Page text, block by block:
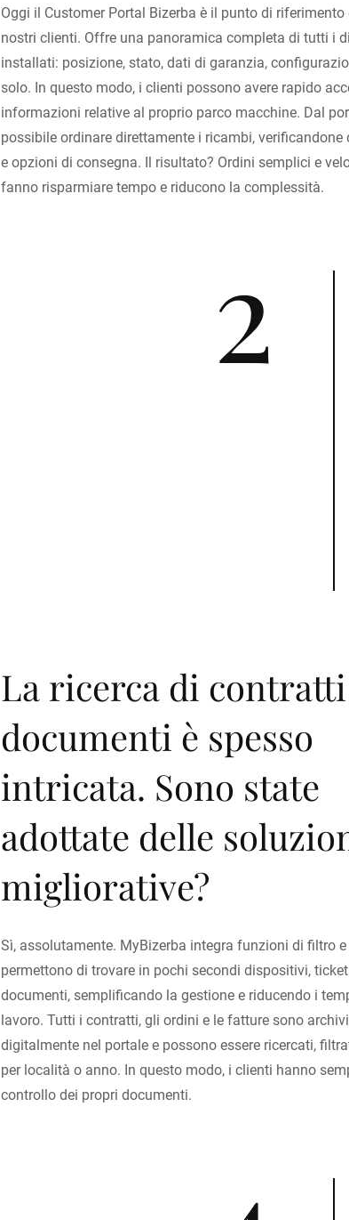
Oggi il Customer Portal Bizerba è il punto di riferimento
nostri clienti. Offre una panoramica completa di tutti i
installati: posizione, stato, dati di garanzia,
solo. In questo modo, i clienti possono avere rapido
informazioni relative al proprio parco macchine. Dal
possibile ordinare direttamente i ricambi,
e opzioni di consegna. Il risultato? Ordini semplici e
fanno risparmiare tempo e riducono la complessità.
2
La ricerca di
documenti è spesso
intricata. Sono state
adottate delle
migliorative?
Sì, assolutamente. MyBizerba integra funzioni di filtro
permettono di trovare in pochi secondi dispositivi,
documenti, semplificando la gestione e riducendo i
lavoro. Tutti i contratti, gli ordini e le fatture sono
digitalmente nel portale e possono essere ricercati,
per località o anno. In questo modo, i clienti hanno
controllo dei propri documenti.